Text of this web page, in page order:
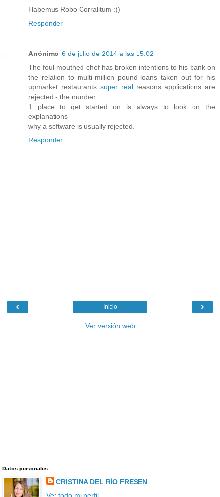
Habemus Robo Corralitum :))
Responder
Anónimo 6 de julio de 2014 a las 15:02
The foul-mouthed chef has broken intentions to his bank on
the relation to multi-million pound loans taken out for his
upmarket restaurants super realreasons applications are
rejected - the number
1 place to get started on is always to look on the
explanations
why a software is usually rejected.
Responder
‹ ›
Inicio
Ver versión web
Datos personales
CRISTINA DEL RÍO FRESEN
Ver todo mi perfil